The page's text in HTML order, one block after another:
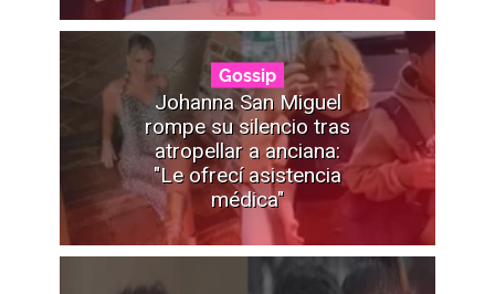
Gossip
Johanna San Miguel
rompe su silencio tras
atropellar a anciana:
"Le ofrecí asistencia
médica"